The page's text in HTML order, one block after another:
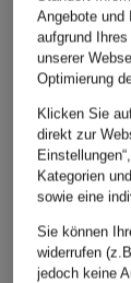
Angebote und
aufgrund
unserer
Optimierung
Klicken Sie
direkt zur
Kategorien
sowie eine
Sie können
widerrufen
jedoch keine